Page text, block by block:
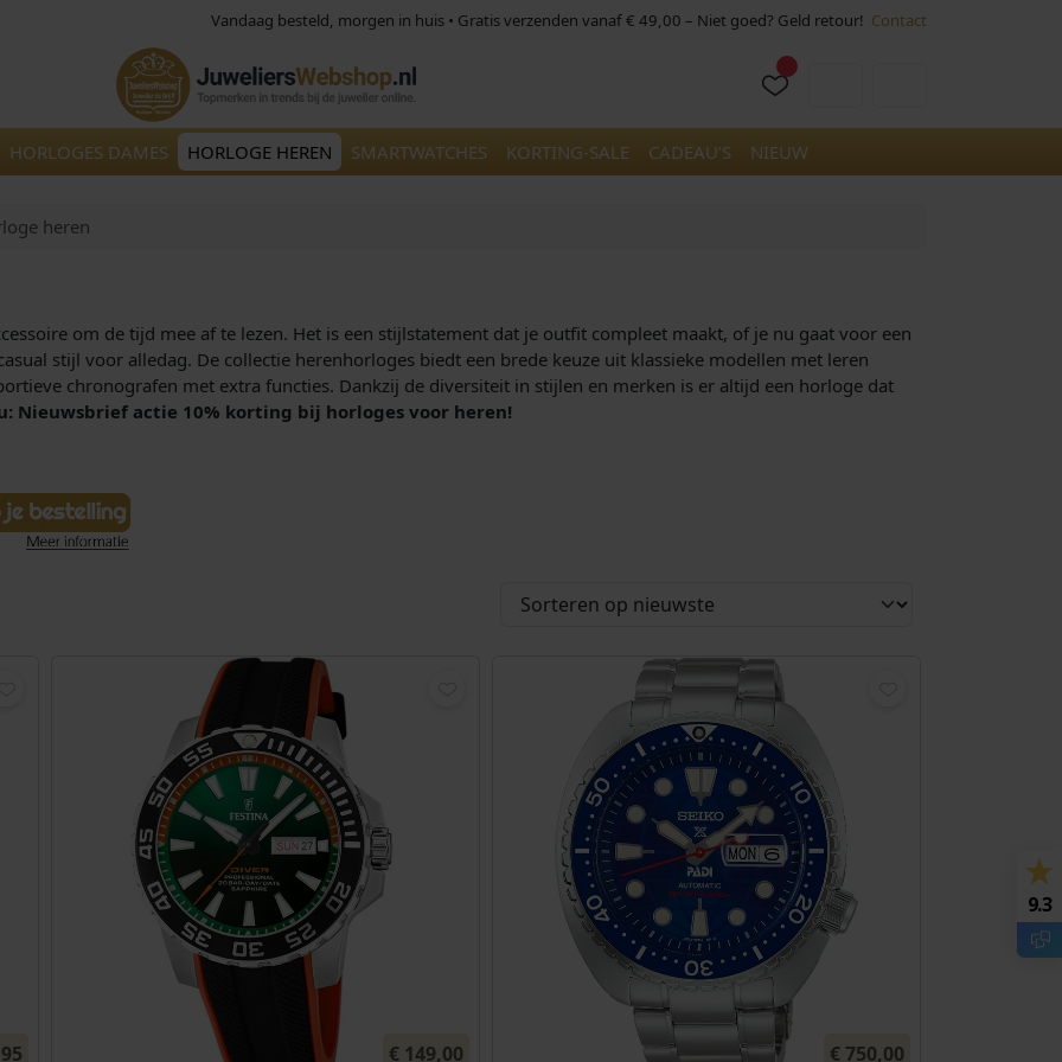
Vandaag besteld, morgen in huis • Gratis verzenden vanaf € 49,00 – Niet goed? Geld retour! Contact
HORLOGES DAMES HORLOGE HEREN SMARTWATCHES KORTING-SALE CADEAU’S NIEUW
heren
om de tijd mee af te lezen. Het is een stijlstatement dat je outfit compleet maakt, of je nu gaat voor een
stijl voor alledag. De collectie herenhorloges biedt een brede keuze uit klassieke modellen met leren
chronografen met extra functies. Dankzij de diversiteit in stijlen en merken is er altijd een horloge dat
Nieuwsbrief actie 10% korting bij horloges voor heren!
€ 149,00 € 750,00
9.3